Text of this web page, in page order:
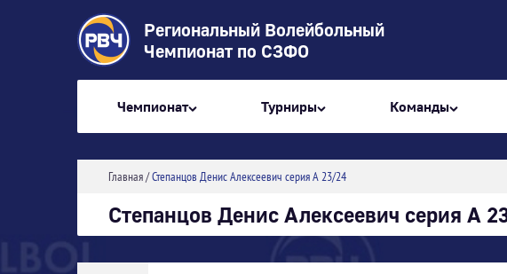
Региональный Волейбольный
Чемпионат по СЗФО
Чемпионат Турниры Команды
Главная/Степанцов Денис Алексеевич серия А 23/24
Степанцов Денис Алексеевич серия А